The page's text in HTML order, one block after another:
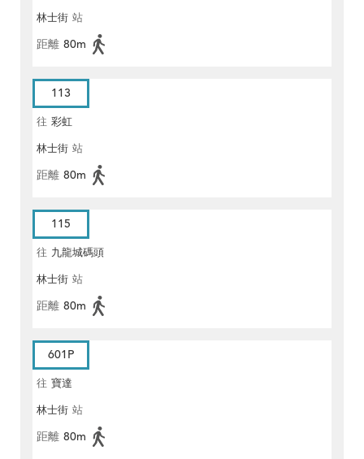
林士街 站
距離 80m
113
往 彩虹
林士街 站
距離 80m
115
往 九龍城碼頭
林士街 站
距離 80m
601P
往 寶達
林士街 站
距離 80m